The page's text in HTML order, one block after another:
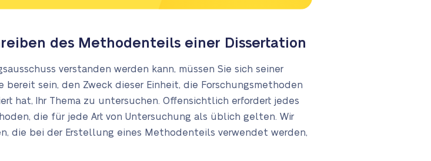
des Methodenteils einer Dissertation
verstanden werden kann, müssen Sie sich seiner
sein, den Zweck dieser Einheit, die Forschungsmethoden
hat, Ihr Thema zu untersuchen. Offensichtlich erfordert jedes
die für jede Art von Untersuchung als üblich gelten. Wir
die bei der Erstellung eines Methodenteils verwendet werden,